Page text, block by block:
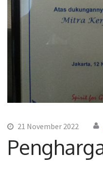
21 November 2022